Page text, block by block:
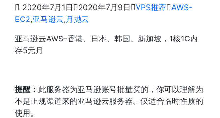
 2020年7月1日2020年7月9日VPS推荐AWS-
EC2,亚马逊云,月抛云
亚马逊云AWS–香港、日本、韩国、新加坡，1核1G内
存5元月
提醒： 此服务器为亚马逊账号批量买的，你可以理解为
不是正规渠道来的亚马逊云服务器。仅适合临时性质的
使用。